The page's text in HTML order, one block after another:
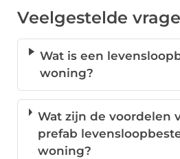
Veelgestelde
Wat is een
woning?
Wat zijn de voordelen
prefab
woning?